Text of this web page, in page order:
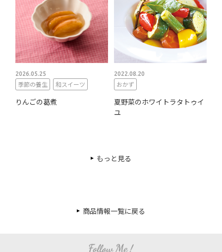
2026.05.25
季節の養生 和スイーツ
りんごの葛煮
2022.08.20
おかず
夏野菜のホワイトラタトゥイ
ユ
もっと見る
商品情報一覧に戻る